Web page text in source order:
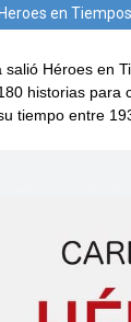
Heroes en
salió Héroes en
historias para
tiempo entre